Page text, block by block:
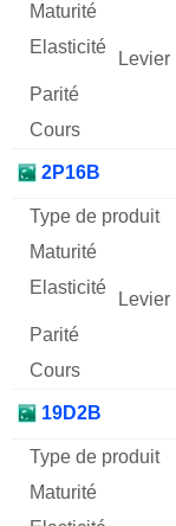
2P16B
19D2B